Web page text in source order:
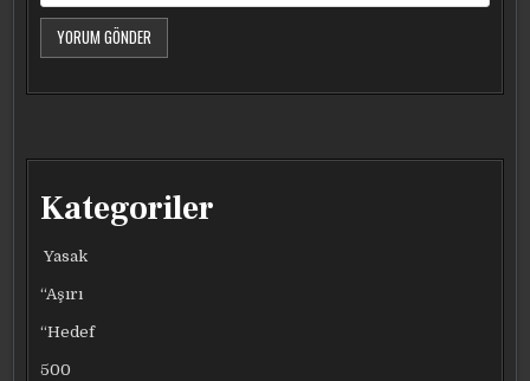
Kategoriler
Yasak
“Aşırı
“Hedef
500